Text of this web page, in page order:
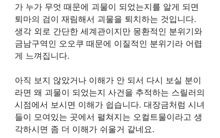
가 누가 무엇 때문에 괴물이 되었는지를 알게 되면
퇴마의 검이 재림해서 괴물을 퇴치하는 것입니다.
생각 외로 간단한 세계관이지만 몽환적인 분위기와
금남구역인 오오쿠 때문에 이질적인 분위기라 어렵
게 느껴집니다.
아직 보지 않았거나 이해가 안 되서 다시 보실 분이
라면 왜 괴물이 되었는지 사건을 추적하는 스릴러의
시점에서 보시면 이해가 쉽습니다. 대장금처럼 시녀
들이 모여있는 곳에서 펼쳐지는 오컬트물이라고 생
각하시면 좀 더 이해가 쉬울거 같네요.